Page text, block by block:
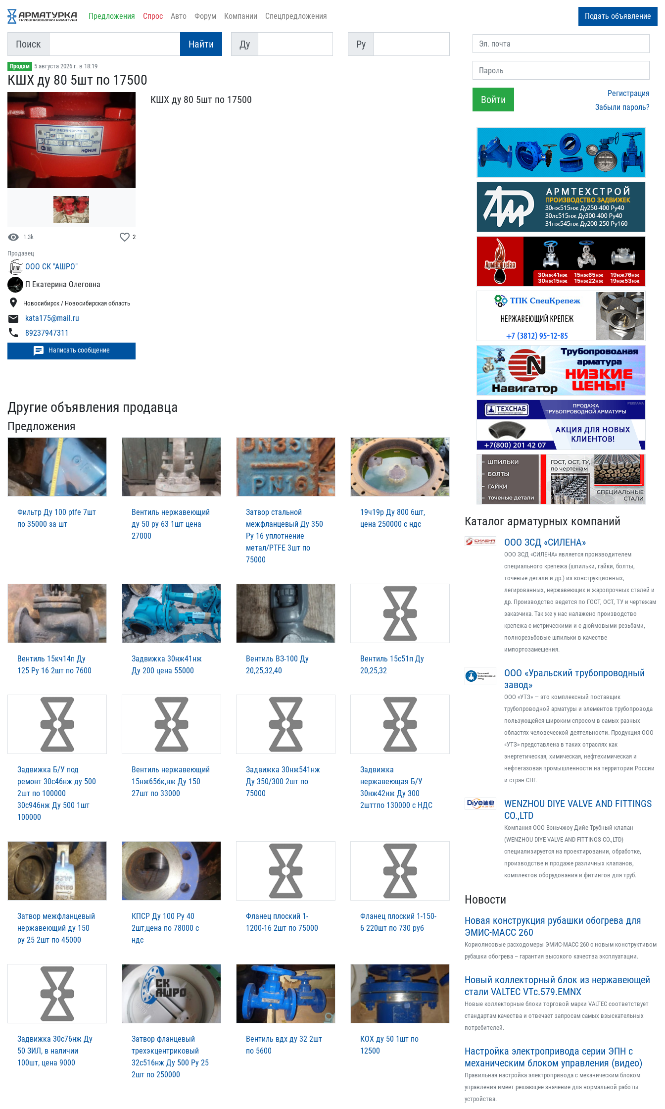
Предложения Спрос Авто Форум Компании Спецпредложения Подать объявление
Поиск Найти
Ду
Ду
Py
Py
Продам 5 августа 2026 г. в 18:19
КШХ ду 80 5шт по 17500
visibility 1.3k favorite_border 2
Продавец
ООО СК "АШРО"
П Екатерина Олеговна
location_on Новосибирск / Новосибирская область
mail kata175@mail.ru
phone 89237947311
chat Написать сообщение
КШХ ду 80 5шт по 17500
Другие объявления продавца
Предложения
Фильтр Ду 100 ptfe 7шт
по 35000 за шт
Вентиль нержавеющий
ду 50 ру 63 1шт цена
27000
Затвор стальной
межфланцевый Ду 350
Ру 16 уплотнение
метал/PTFE 3шт по
75000
19ч19р Ду 800 6шт,
цена 250000 с ндс
Вентиль 15кч14п Ду
125 Ру 16 2шт по 7600
Задвижка 30нж41нж
Ду 200 цена 55000
Вентиль ВЗ-100 Ду
20,25,32,40
Вентиль 15с51п Ду
20,25,32
Задвижка Б/У под
ремонт 30с46нж ду 500
2шт по 100000
30с946нж Ду 500 1шт
100000
Вентиль нержавеющий
15нж65бк,нж Ду 150
27шт по 33000
Задвижка 30нж541нж
Ду 350/300 2шт по
75000
Задвижка
нержавеющая Б/У
30нж42нж Ду 300
2шттпо 130000 с НДС
Затвор межфланцевый
нержавеющий ду 150
ру 25 2шт по 45000
КПСР Ду 100 Ру 40
2шт,цена по 78000 с
ндс
Фланец плоский 1-
1200-16 2шт по 75000
Фланец плоский 1-150-
6 220шт по 730 руб
Задвижка 30с76нж Ду
50 ЗИЛ, в наличии
100шт, цена 9000
Затвор фланцевый
трехэкцентриковый
32с516нж Ду 500 Ру 25
2шт по 250000
Вентиль вдх ду 32 2шт
по 5600
КОХ ду 50 1шт по
12500
Эл. почта
Пароль
Войти
Регистрация
Забыли пароль?
Каталог арматурных компаний
ООО ЗСД «СИЛЕНА»
ООО ЗСД «СИЛЕНА» является производителем
специального крепежа (шпильки, гайки, болты,
точеные детали и др.) из конструкционных,
легированных, нержавеющих и жаропрочных сталей и
др. Производство ведется по ГОСТ, ОСТ, ТУ и чертежам
заказчика. Так же у нас налажено производство
крепежа с метрическими и с дюймовыми резьбами,
полнорезьбовые шпильки в качестве
импортозамещения.
ООО «Уральский трубопроводный
завод»
ООО «УТЗ» — это комплексный поставщик
трубопроводной арматуры и элементов трубопровода
пользующейся широким спросом в самых разных
областях человеческой деятельности. Продукция ООО
«УТЗ» представлена в таких отраслях как
энергетическая, химическая, нефтехимическая и
нефтегазовая промышленности на территории России
и стран СНГ.
WENZHOU DIYE VALVE AND FITTINGS
CO.,LTD
Компания ООО Вэньчжоу Дийе Трубный клапан
(WENZHOU DIYE VALVE AND FITTINGS CO.,LTD)
специализируется на проектировании, обработке,
производстве и продаже различных клапанов,
комплектов оборудования и фитингов для труб.
Новости
Новая конструкция рубашки обогрева для
ЭМИС-МАСС 260
Кориолисовые расходомеры ЭМИС-МАСС 260 с новым конструктивом
рубашки обогрева – гарантия высокого качества эксплуатации.
Новый коллекторный блок из нержавеющей
стали VALTEC VTс.579.EMNX
Новые коллекторные блоки торговой марки VALTEC соответствует
стандартам качества и отвечает запросам самых взыскательных
потребителей.
Настройка электропривода серии ЭПН с
механическим блоком управления (видео)
Правильная настройка электропривода с механическим блоком
управления имеет решающее значение для нормальной работы
устройства.